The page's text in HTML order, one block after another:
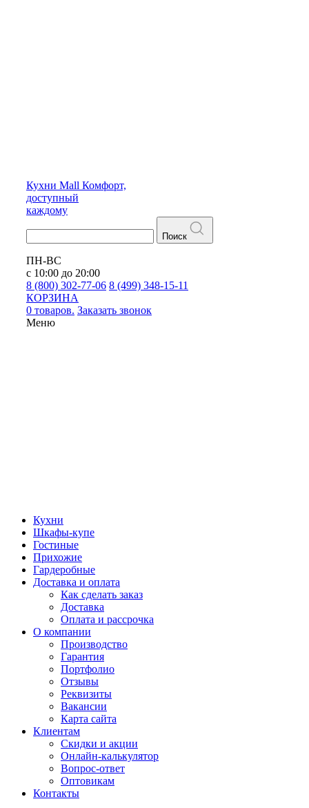
Кухни Mall Комфорт,
доступный
каждому
Поиск
ПН-ВС
с 10:00 до 20:00
8 (800) 302-77-06 8 (499) 348-15-11
КОРЗИНА
0 товаров. Заказать звонок
Меню
Кухни
Шкафы-купе
Гостиные
Прихожие
Гардеробные
Доставка и оплата
Как сделать заказ
Доставка
Оплата и рассрочка
О компании
Производство
Гарантия
Портфолио
Отзывы
Реквизиты
Вакансии
Карта сайта
Клиентам
Скидки и акции
Онлайн-калькулятор
Вопрос-ответ
Оптовикам
Контакты